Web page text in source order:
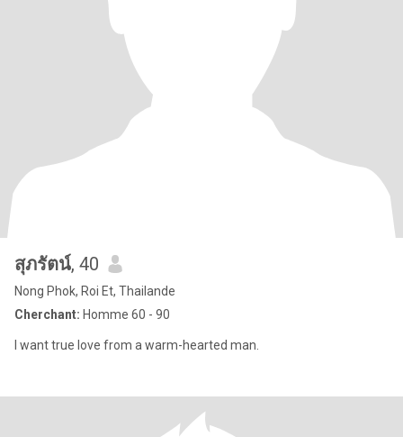
สุภรัตน์, 40
Nong Phok, Roi Et, Thailande
Cherchant: Homme 60 - 90
I want true love from a warm-hearted man.